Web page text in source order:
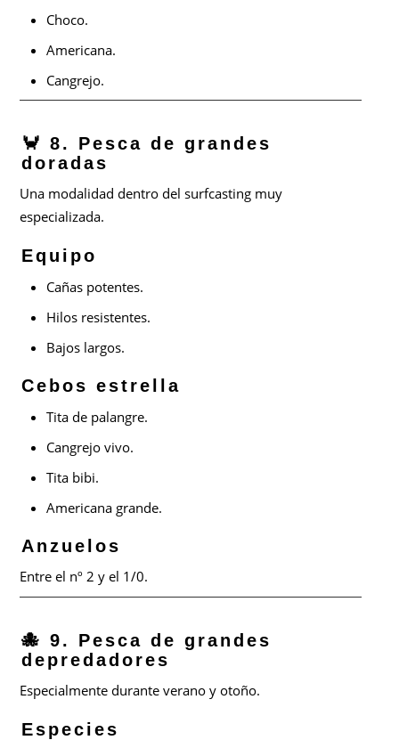
Choco.
Americana.
Cangrejo.
🦀 8. Pesca de grandes
doradas
Una modalidad dentro del surfcasting muy
especializada.
Equipo
Cañas potentes.
Hilos resistentes.
Bajos largos.
Cebos estrella
Tita de palangre.
Cangrejo vivo.
Tita bibi.
Americana grande.
Anzuelos
Entre el nº 2 y el 1/0.
🐙 9. Pesca de grandes
depredadores
Especialmente durante verano y otoño.
Especies